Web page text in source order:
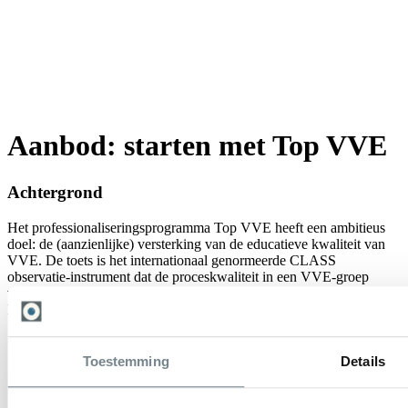
Toestemming Details
Aanbod: starten met Top VVE
Achtergrond
Het professionaliseringsprogramma Top VVE heeft een ambitieus
doel: de (aanzienlijke) versterking van de educatieve kwaliteit van
VVE. De toets is het internationaal genormeerde CLASS
observatie-instrument dat de proceskwaliteit in een VVE-groep
vaststelt. Het streven is een 5+ score op het domein educatieve
kwaliteit.
Permanente educatie
Gezamenlijkheid
Intensiteit